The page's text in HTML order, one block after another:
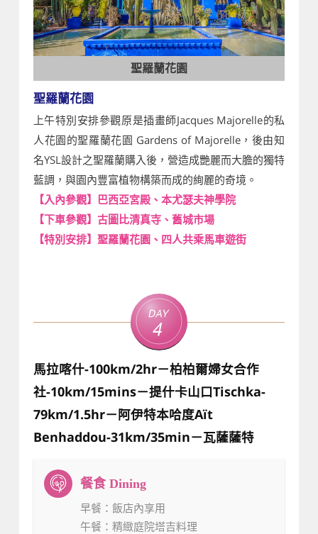
聖羅蘭花園
聖羅蘭花園
上午特別安排參觀原是插畫師Jacques Majorelle的私
人花園的聖羅蘭花園 Gardens of Majorelle，後由知
名YSL設計之聖羅蘭購入後，營造成艷麗而大膽的獨特
藍調，與園內豐富植物構築而成的絢麗的奇境。
【入內參觀】巴西亞宮殿、本尤瑟夫神學院
【下車參觀】古圖比清真寺、舊城市場
【特別安排】聖羅蘭花園、四人共乘馬車遊街
Day
4
馬拉喀什-100km/2hr－柏柏爾婦女合作
社-10km/15mins－提什卡山口Tischka-
79km/1.5hr－阿伊特本哈度Aït
Benhaddou-31km/35min－瓦薩薩特
早餐 ：飯店內享用
午餐 ：精緻庭院塔吉料理